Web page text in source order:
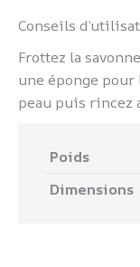
Conseils
Frottez la
une éponge
peau puis rincez
Poids
Dimensions